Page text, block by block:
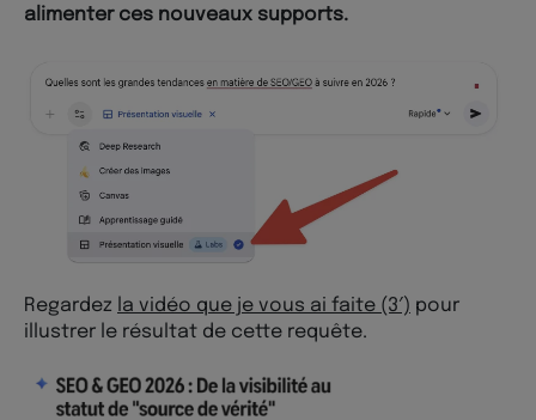
alimenter ces nouveaux supports.
Regardez la vidéo que je vous ai faite (3′) pour
illustrer le résultat de cette requête.